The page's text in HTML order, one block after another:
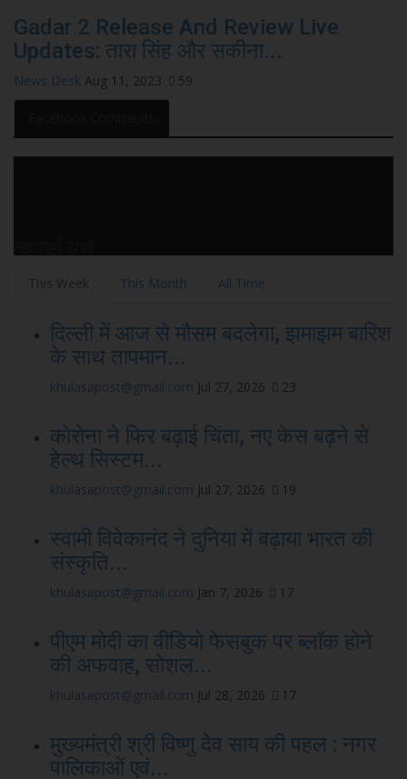
Gadar 2 Release And Review Live
Updates: तारा सिंह और सकीना...
News Desk Aug 11, 2023 59
This Week This Month All Time
दिल्ली में आज से मौसम बदलेगा, झमाझम बारिश
के साथ तापमान...
khulasapost@gmail.com Jul 27, 2026 23
कोरोना ने फिर बढ़ाई चिंता, नए केस बढ़ने से
हेल्थ सिस्टम...
khulasapost@gmail.com Jul 27, 2026 19
स्वामी विवेकानंद ने दुनिया में बढ़ाया भारत की
संस्कृति...
khulasapost@gmail.com Jan 7, 2026 17
पीएम मोदी का वीडियो फेसबुक पर ब्लॉक होने
की अफवाह, सोशल...
khulasapost@gmail.com Jul 28, 2026 17
मुख्यमंत्री श्री विष्णु देव साय की पहल : नगर
पालिकाओं एवं...